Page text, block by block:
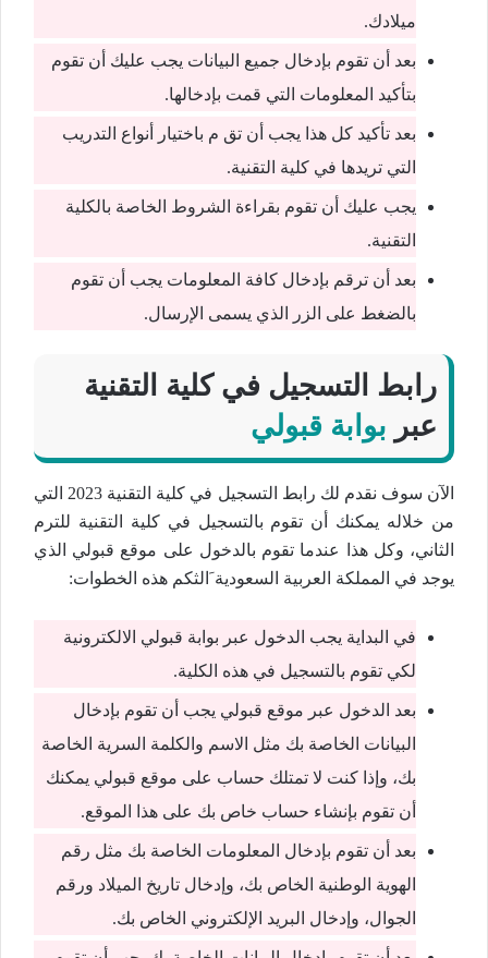
ميلادك.
بعد أن تقوم بإدخال جميع البيانات يجب عليك أن تقوم
بتأكيد المعلومات التي قمت بإدخالها.
بعد تأكيد كل هذا يجب أن تق م باختيار أنواع التدريب
التي تريدها في كلية التقنية.
يجب عليك أن تقوم بقراءة الشروط الخاصة بالكلية
التقنية.
بعد أن ترقم بإدخال كافة المعلومات يجب أن تقوم
بالضغط على الزر الذي يسمى الإرسال.
رابط التسجيل في كلية التقنية
عبر بوابة قبولي
الآن سوف نقدم لك رابط التسجيل في كلية التقنية 2023 التي
من خلاله يمكنك أن تقوم بالتسجيل في كلية التقنية للترم
الثاني، وكل هذا عندما تقوم بالدخول على موقع قبولي الذي
يوجد في المملكة العربية السعودية َالثكم هذه الخطوات:
في البداية يجب الدخول عبر بوابة قبولي الالكترونية
لكي تقوم بالتسجيل في هذه الكلية.
بعد الدخول عبر موقع قبولي يجب أن تقوم بإدخال
البيانات الخاصة بك مثل الاسم والكلمة السرية الخاصة
بك، وإذا كنت لا تمتلك حساب على موقع قبولي يمكنك
أن تقوم بإنشاء حساب خاص بك على هذا الموقع.
بعد أن تقوم بإدخال المعلومات الخاصة بك مثل رقم
الهوية الوطنية الخاص بك، وإدخال تاريخ الميلاد ورقم
الجوال، وإدخال البريد الإلكتروني الخاص بك.